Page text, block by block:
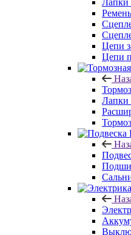
Лапки
Цепи
Цепи
Лапки